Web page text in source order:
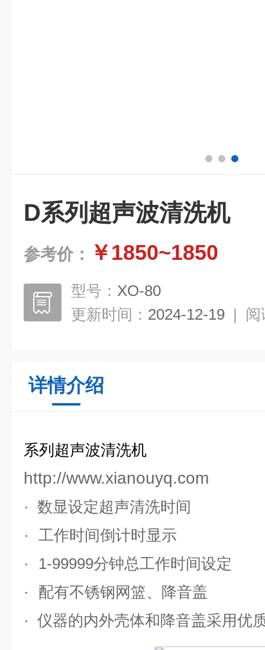
D系列超声波清洗机
参考价： ￥1850~1850
型号： XO-80
更新时间： 2024-12-19 | 阅
详情介绍
系列超声波清洗机
http://www.xianouyq.com
· 数显设定超声清洗时间
·
工作时间倒计时显示
·
1-99999分钟总工作时间设定
·
配有不锈钢网篮、降音盖
· 仪器的内外壳体和降音盖采用优